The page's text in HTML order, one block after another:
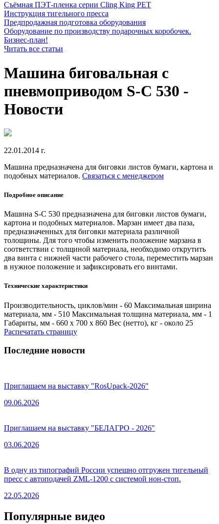
Съёмная ПЭТ-пленка серии Cling King PET
Инструкция тигельного пресса
Предпродажная подготовка оборудования
Оборудование по производству подарочных коробочек.
Бизнес-план!
Читать все статьи
Машина биговальная с
пневмоприводом S-C 530 -
Новости
22.01.2014 г.
Машина предназначена для биговки листов бумаги, картона и
подобных материалов. Связаться с менеджером
Подробное описание
Машина S-C 530 предназначена для биговки листов бумаги,
картона и подобных материалов. Марзан имеет два паза,
предназначенных для биговки материала различной
толощины. Для того чтобы изменить положение марзана в
соответствии с толщиной материала, необходимо открутить
два винта с нижней части рабочего стола, переместить марзан
в нужное положение и зафиксировать его винтами.
Технические характеристики
Производительность, циклов/мин - 60 Максимальная ширина
материала, мм - 510 Максимальная толщина материала, мм - 1
Габариты, мм - 660 x 700 x 860 Вес (нетто), кг - около 25
Распечатать страницу
Последние новости
Приглашаем на выставку "RosUpack-2026"
09.06.2026
Приглашаем на выставку "БЕЛАГРО - 2026"
03.06.2026
В одну из типографий России успешно отгружен тигельный
пресс с автоподачей ZML-1200 с системой нон-стоп.
22.05.2026
Популярные видео